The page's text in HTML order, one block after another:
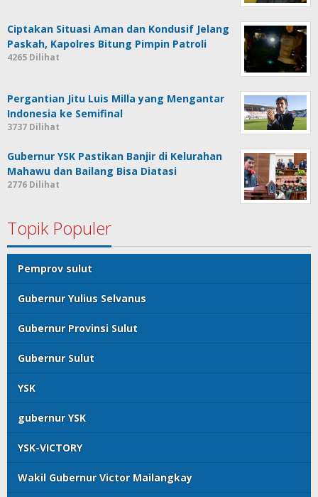
Ciptakan Situasi Aman dan Kondusif Jelang
Paskah, Kapolres Bitung Pimpin Patroli
4265 Dilihat
Pergantian Jitu Luis Milla yang Mengantar
Indonesia ke Semifinal
3737 Dilihat
Gubernur YSK Pastikan Banjir di Kelurahan
Mahawu dan Bailang Bisa Diatasi
2776 Dilihat
Topik Populer
Pemprov sulut
Gubernur Yulius Selvanus
Gubernur Provinsi Sulut
Gubernur Sulut
YSK
gubernur YSK
YSK-VICTORY
Wakil Gubernur Victor Mailangkay